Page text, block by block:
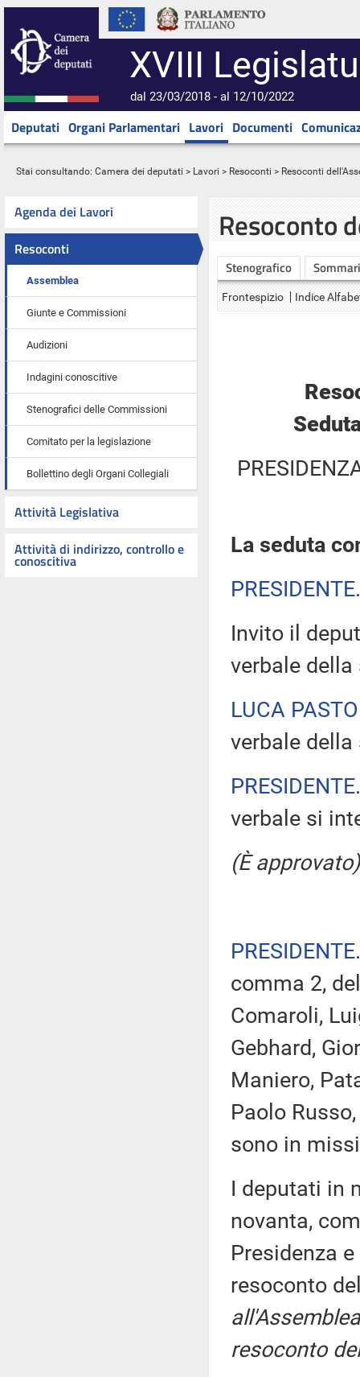
XVIII
dal 23/03/2018 - al 12/10/2022
Deputati Organi Parlamentari Lavori Documenti
Stai consultando: Camera dei deputati > Lavori > Resoconti > Resoconti
Agenda dei Lavori
Resoconti
Assemblea
Giunte e Commissioni
Audizioni
Indagini conoscitive
Stenografici delle Commissioni
Comitato per la legislazione
Bollettino degli Organi Collegiali
Attività Legislativa
Attività di indirizzo, controllo e
conoscitiva
Resoconto
Stenografico
Frontespizio Indice
La seduta
PRESIDENTE
Invito il
verbale della
LUCA
verbale
PRESIDENTE
verbale si
(È approvato)
PRESIDENTE
comma 2,
Comaroli,
Gebhard,
Maniero,
Paolo
sono in
I deputati in
novanta,
Presidenza
resoconto
resoconto